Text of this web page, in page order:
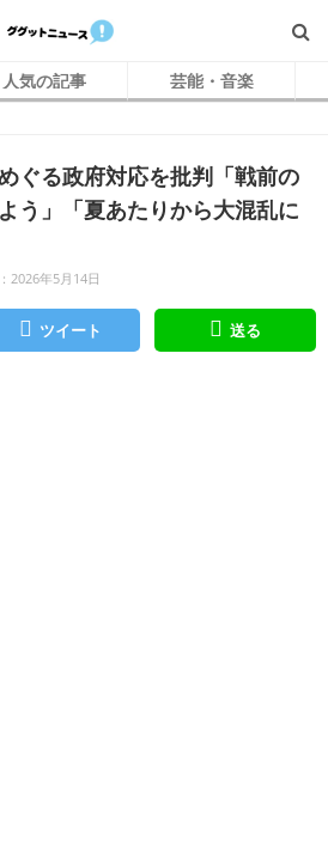
人気の記事 芸能・音楽
ぐる政府対応を批判「戦前の
う」「夏あたりから大混乱に
2026年5月14日
ツイート 送る